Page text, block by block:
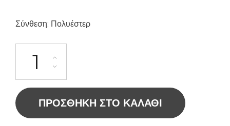
Σύνθεση: Πολυέστερ
ΠΡΟΣΘΉΚΗ ΣΤΟ ΚΑΛΆΘΙ